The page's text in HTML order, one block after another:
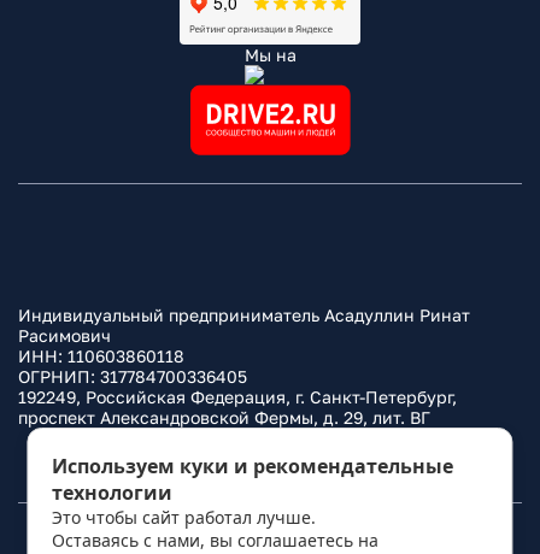
Мы на
Индивидуальный предприниматель Асадуллин Ринат
Расимович
ИНН: 110603860118
ОГРНИП: 317784700336405
192249, Российская Федерация, г. Санкт-Петербург,
проспект Александровской Фермы, д. 29, лит. ВГ
Политика конфиденциальности
© 2010– 2026Фаркоп.ру
Используем куки и рекомендательные
технологии
Это чтобы сайт работал лучше.
Оставаясь с нами, вы соглашаетесь на